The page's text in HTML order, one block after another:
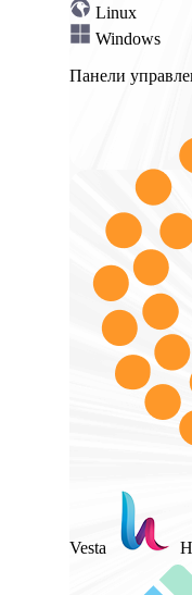
Linux
Windows
Панели
Vesta